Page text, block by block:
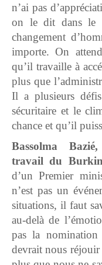
n’ai pas
on le dit dans le
changement
importe. On
qu’il travaille à
plus que
Il a plusieurs
sécuritaire et le
chance et qu’il
Bassolma
travail du
d’un Premier
n’est pas un
situations, il faut
au-delà de
pas la
devrait nous réjouir